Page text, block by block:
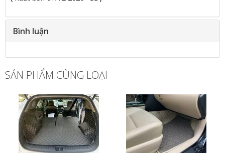
Bình luận
SẢN PHẨM CÙNG LOẠI